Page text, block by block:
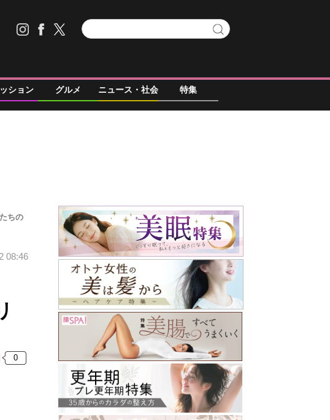
ション グルメ ニュース・社会 特集
ちの
08:46